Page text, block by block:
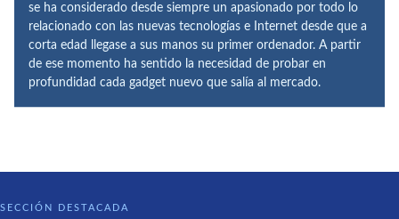
se ha considerado desde siempre un apasionado por todo lo
relacionado con las nuevas tecnologías e Internet desde que a
corta edad llegase a sus manos su primer ordenador. A partir
de ese momento ha sentido la necesidad de probar en
profundidad cada gadget nuevo que salía al mercado.
SECCIÓN DESTACADA